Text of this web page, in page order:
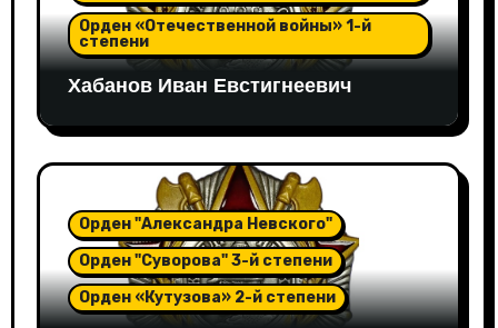
Орден «Отечественной войны» 1-й
степени
Хабанов Иван Евстигнеевич
Орден "Александра Невского"
Орден "Суворова" 3-й степени
Орден «Кутузова» 2-й степени